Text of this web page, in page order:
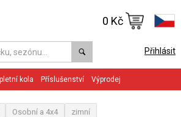
Přihlásit
0 Kč
kola Příslušenství Výprodej
Osobní a 4x4
zimní